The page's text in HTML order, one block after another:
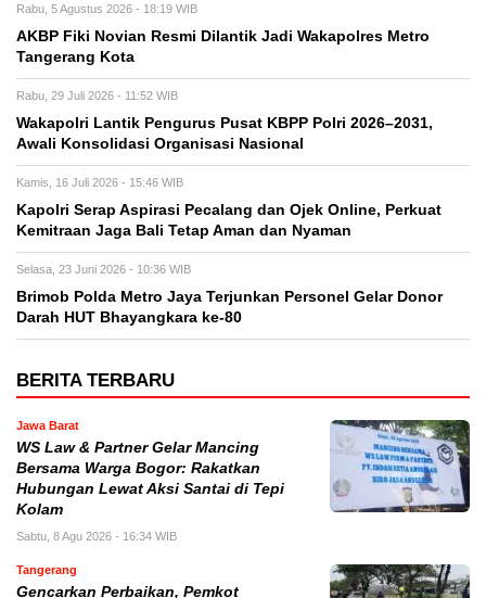
Rabu, 5 Agustus 2026 - 18:19 WIB
AKBP Fiki Novian Resmi Dilantik Jadi Wakapolres Metro
Tangerang Kota
Rabu, 29 Juli 2026 - 11:52 WIB
Wakapolri Lantik Pengurus Pusat KBPP Polri 2026–2031,
Awali Konsolidasi Organisasi Nasional
Kamis, 16 Juli 2026 - 15:46 WIB
Kapolri Serap Aspirasi Pecalang dan Ojek Online, Perkuat
Kemitraan Jaga Bali Tetap Aman dan Nyaman
Selasa, 23 Juni 2026 - 10:36 WIB
Brimob Polda Metro Jaya Terjunkan Personel Gelar Donor
Darah HUT Bhayangkara ke-80
BERITA TERBARU
Jawa Barat
WS Law & Partner Gelar Mancing
Bersama Warga Bogor: Rakatkan
Hubungan Lewat Aksi Santai di Tepi
Kolam
Sabtu, 8 Agu 2026 - 16:34 WIB
Tangerang
Gencarkan Perbaikan, Pemkot